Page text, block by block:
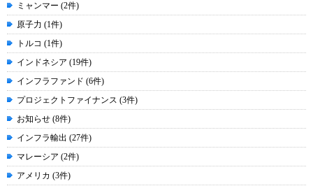
ミャンマー (2件)
原子力 (1件)
トルコ (1件)
インドネシア (19件)
インフラファンド (6件)
プロジェクトファイナンス (3件)
お知らせ (8件)
インフラ輸出 (27件)
マレーシア (2件)
アメリカ (3件)